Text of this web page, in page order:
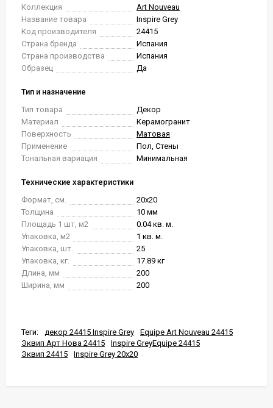
Коллекция
Art Nouveau
Название товара
Inspire Grey
Код производителя
24415
Страна бренда
Испания
Страна производства
Испания
Образец
Да
Тип и назначение
Тип товара
Декор
Материал
Керамогранит
Поверхность
Матовая
Применение
Пол, Стены
Тональная вариация
Минимальная
Технические характеристики
Формат, см.
20x20
Толщина
10 мм
Площадь 1 шт, м2
0.04 кв. м.
Упаковка, м2
1 кв. м.
Упаковка, шт.
25
Упаковка, кг.
17.89 кг
Длина, мм
200
Ширина, мм
200
Теги: декор 24415 Inspire Grey
Equipe Art Nouveau 24415
Эквип Арт Нова 24415
Inspire GreyEquipe 24415
Эквип 24415
Inspire Grey 20x20